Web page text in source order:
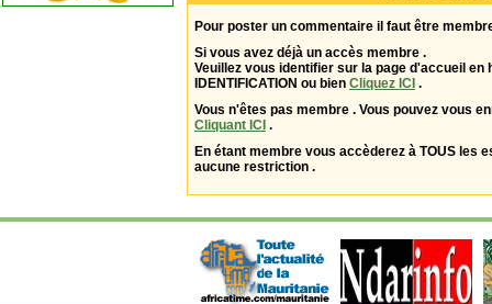
Pour poster un commentaire il faut être
Si vous avez déjà un accès membre .
Veuillez vous identifier sur la page d'accueil en
IDENTIFICATION ou bien Cliquez ICI .
Vous n'êtes pas membre . Vous pouvez vous
Cliquant ICI .
En étant membre vous accèderez à TOUS les
aucune restriction .